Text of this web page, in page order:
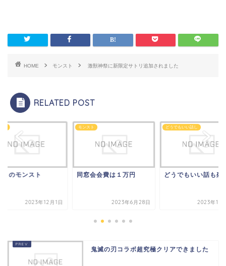
HOME モンスト 激獣神祭に新限定サトリ追加されました
RELATED POST
月のモンスト
2023年12月1日
モンスト
同窓会会費は１万円
2023年6月28日
どうでもいい話し
どうでもいい話も残
2023年11
鬼滅の刃コラボ超究極クリアできました